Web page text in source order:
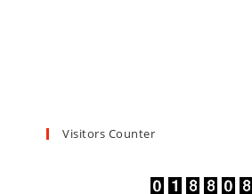
Visitors Counter